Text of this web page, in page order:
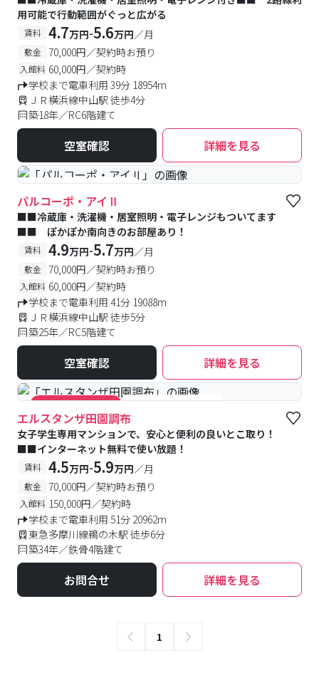
用可能で行動範囲がぐっと広がる
賃料 4.7万円-5.6万円／月
敷金 70,000円／契約時お預り
入館料 60,000円／契約時
学校まで電車利用 39分 18954m
ＪＲ横浜線中山駅 徒歩4分
築18年／RC6階建て
空室確認 詳細を見る
#予約受付中 #空室待ち
パルコーポ・アイⅡ
■■冷蔵庫・洗濯機・居室照明・電子レンジもついてます
■■ ぽかぽか南向きのお部屋あり！
賃料 4.9万円-5.7万円／月
敷金 70,000円／契約時お預り
入館料 60,000円／契約時
学校まで電車利用 41分 19088m
ＪＲ横浜線中山駅 徒歩5分
築25年／RC5階建て
空室確認 詳細を見る
#キャンペーン実施中 #食事付き #女性専用
エルスタンザ田園調布
女子学生専用マンションで、安心と便利の良いとこ取り！
■■インターネット無料で使い放題！
賃料 4.5万円-5.9万円／月
敷金 70,000円／契約時お預り
入館料 150,000円／契約時
学校まで電車利用 51分 20962m
東急多摩川線鵜の木駅 徒歩6分
築34年／鉄骨4階建て
お問合せ 詳細を見る
1